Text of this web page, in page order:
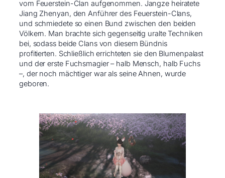
vom Feuerstein-Clan aufgenommen. Jangze heiratete
Jiang Zhenyan, den Anführer des Feuerstein-Clans,
und schmiedete so einen Bund zwischen den beiden
Völkern. Man brachte sich gegenseitig uralte Techniken
bei, sodass beide Clans von diesem Bündnis
profitierten. Schließlich errichteten sie den Blumenpalast
und der erste Fuchsmagier – halb Mensch, halb Fuchs
–, der noch mächtiger war als seine Ahnen, wurde
geboren.